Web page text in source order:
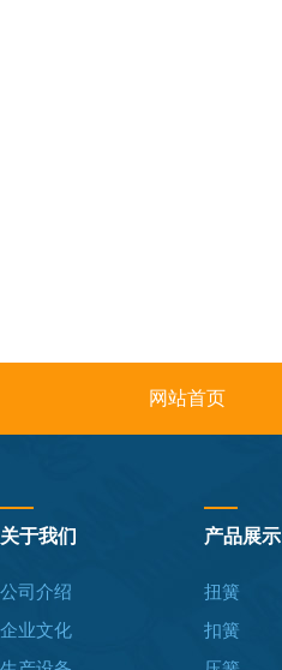
网站首页
关于我们
公司介绍
企业文化
产品展示
扭簧
扣簧